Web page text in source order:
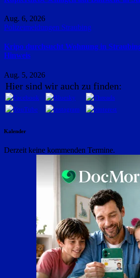
Aug. 6, 2026
Polizeimeldungen Straubing
Kripo durchsucht Wohnung in
Hinweis
Aug. 5, 2026
Hier sind wir auch zu finden:
Kalender
Derzeit keine kommenden Termine.